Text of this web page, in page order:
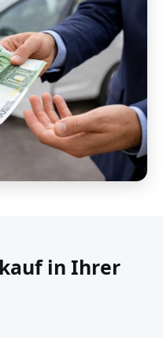
in Ihrer